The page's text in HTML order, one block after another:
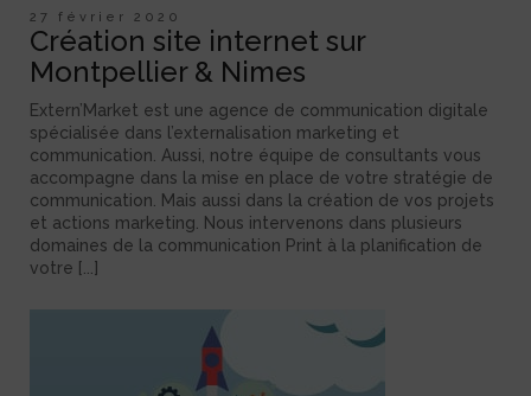
27 février 2020
Création site internet sur
Montpellier & Nimes
Extern’Market est une agence de communication digitale
spécialisée dans l’externalisation marketing et
communication. Aussi, notre équipe de consultants vous
accompagne dans la mise en place de votre stratégie de
communication. Mais aussi dans la création de vos projets
et actions marketing. Nous intervenons dans plusieurs
domaines de la communication Print à la planification de
votre [...]